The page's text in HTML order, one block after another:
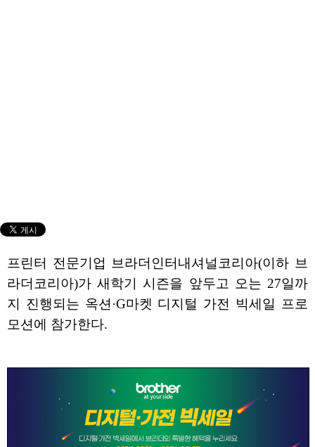
프린터 전문기업 브라더인터내셔널코리아(이하 브
라더코리아)가 새학기 시즌을 앞두고 오는 27일까
지 진행되는 옥션·G마켓 디지털 가전 빅세일 프로
모션에 참가한다.